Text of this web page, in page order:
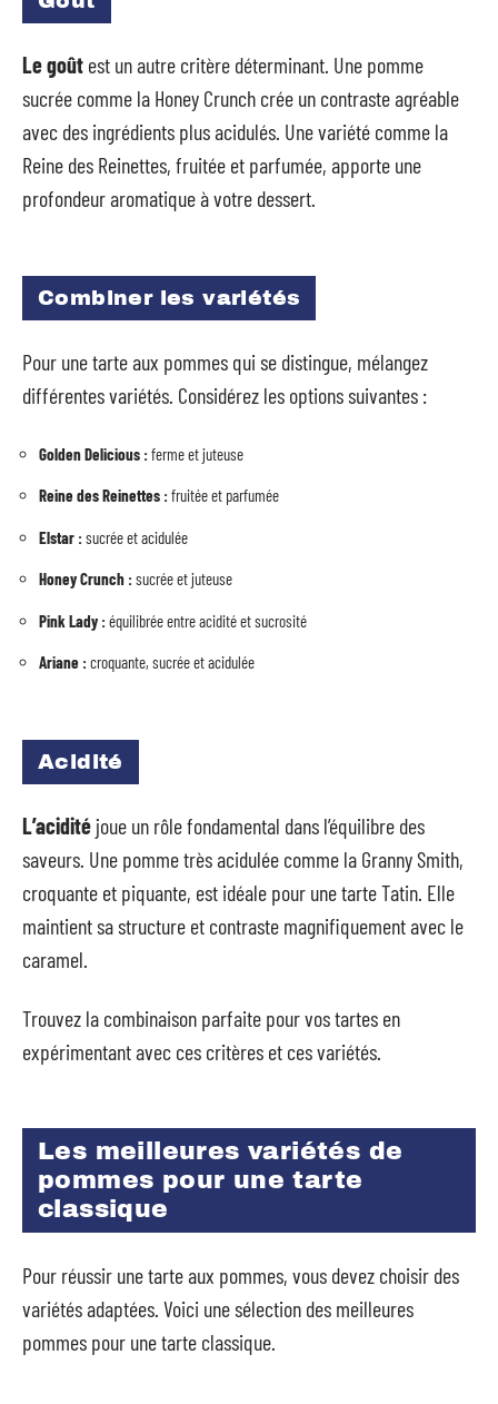
Le goût est un autre critère déterminant. Une pomme
sucrée comme la Honey Crunch crée un contraste agréable
avec des ingrédients plus acidulés. Une variété comme la
Reine des Reinettes, fruitée et parfumée, apporte une
profondeur aromatique à votre dessert.
Combiner les variétés
Pour une tarte aux pommes qui se distingue, mélangez
différentes variétés. Considérez les options suivantes :
Golden Delicious :ferme et juteuse
Reine des Reinettes :fruitée et parfumée
Elstar :sucrée et acidulée
Honey Crunch :sucrée et juteuse
Pink Lady :équilibrée entre acidité et sucrosité
Ariane :croquante, sucrée et acidulée
Acidité
L’acidité joue un rôle fondamental dans l’équilibre des
saveurs. Une pomme très acidulée comme la Granny Smith,
croquante et piquante, est idéale pour une tarte Tatin. Elle
maintient sa structure et contraste magnifiquement avec le
caramel.
Trouvez la combinaison parfaite pour vos tartes en
expérimentant avec ces critères et ces variétés.
Les meilleures variétés de
pommes pour une tarte
classique
Pour réussir une tarte aux pommes, vous devez choisir des
variétés adaptées. Voici une sélection des meilleures
pommes pour une tarte classique.